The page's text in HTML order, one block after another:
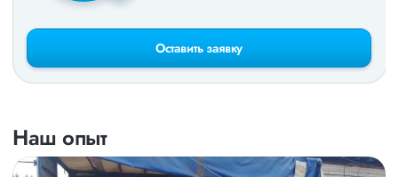
Оставить заявку
Наш опыт